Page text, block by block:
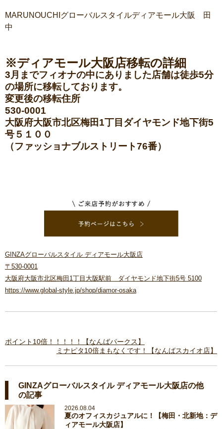
MARUNOUCHIグローバルスタイルディアモール大阪 田
中
※ディアモール大阪店移転の詳細
3月までフィオナの中にありました店舗は徒歩5分
の場所に移転しております。
変更後の移転住所
530-0001
大阪府大阪市北区梅田1丁目ダイヤモンド地下街5
号５１００
（ファッショナブルストリート76番）
GINZAグローバルスタイル ディアモール大阪店
〒530-0001
大阪府大阪市北区梅田1丁目大阪駅前 ダイヤモンド地下街5号 5100
https://www.global-style.jp/shop/diamor-osaka
ポイント10倍！！！！！【なんばパークス】
ミナピタ10倍まもなくです！【なんばスカイオ店】
GINZAグローバルスタイル ディアモール大阪店の他
の記事
2026.08.04
夏のオフィスカジュアルに！【梅田・北新地：デ
ィアモール大阪店】